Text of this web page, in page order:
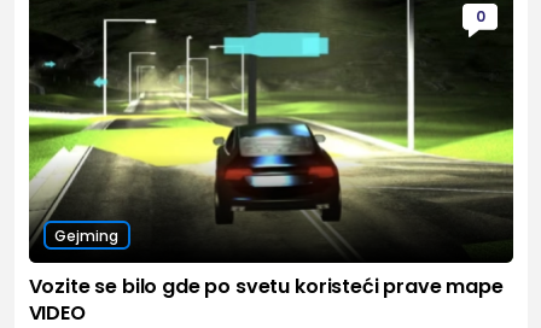
0
Gejming
Vozite se bilo gde po svetu koristeći prave mape
VIDEO